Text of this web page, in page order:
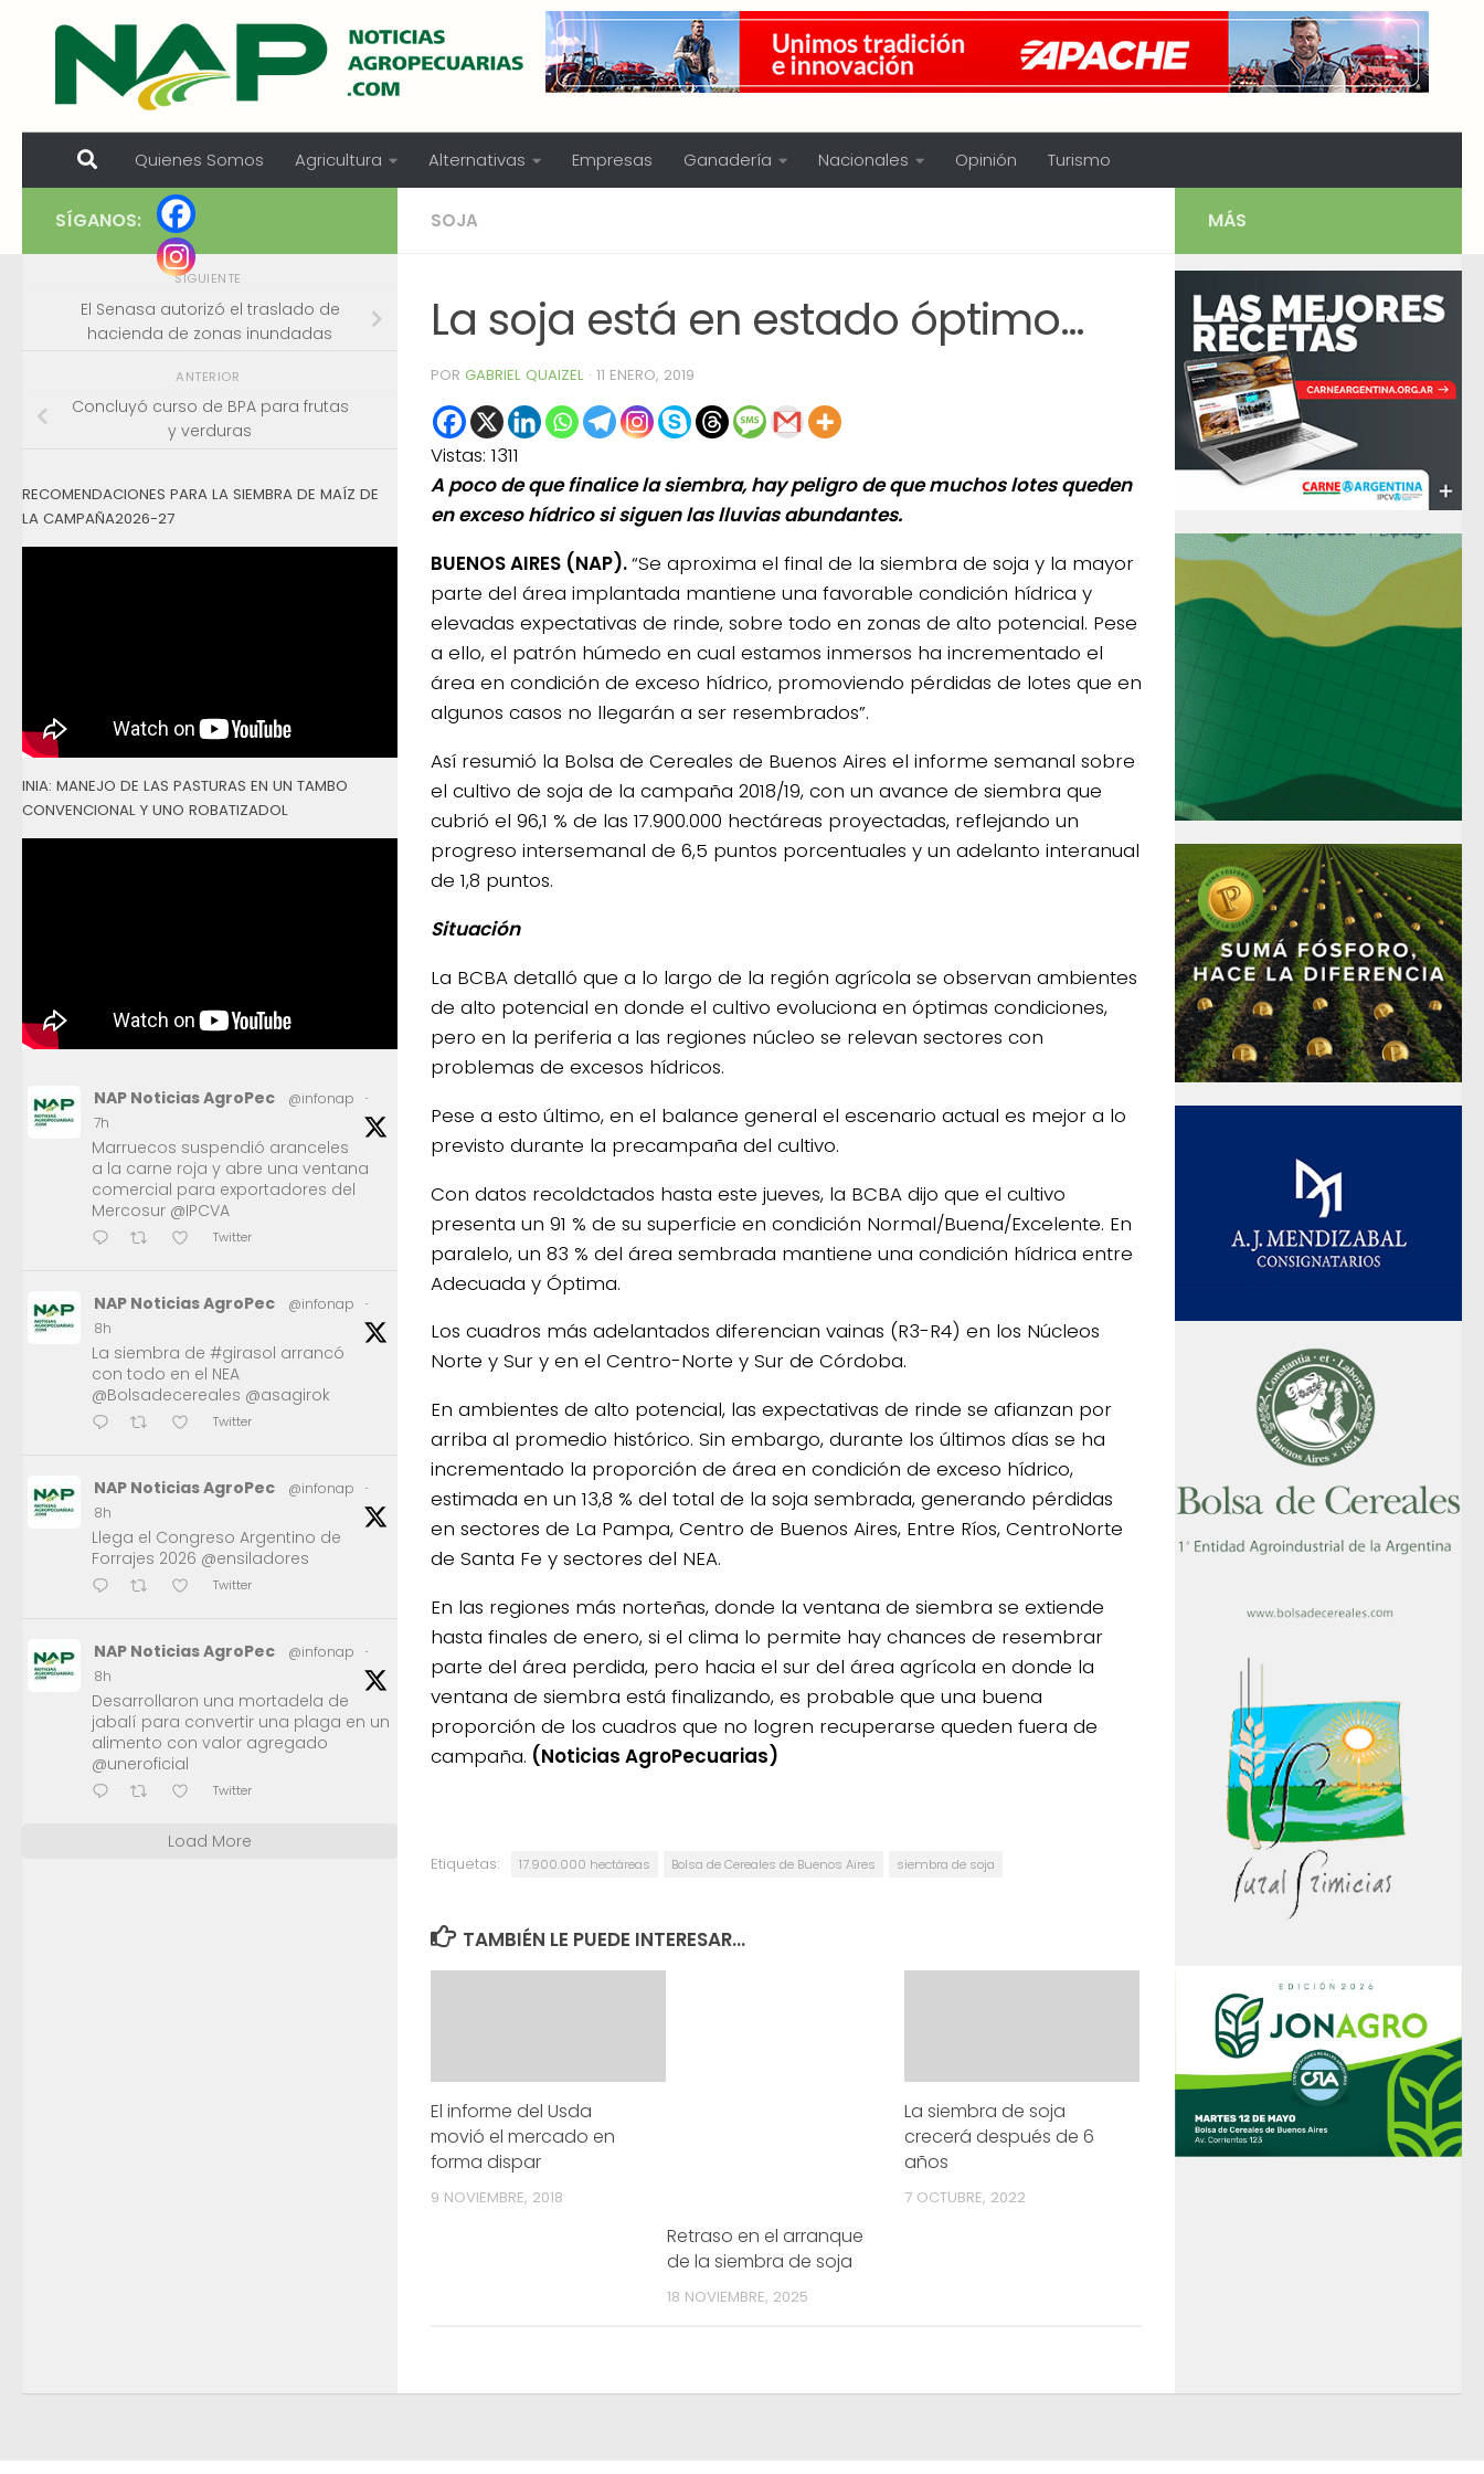
Skip to content
Quienes Somos Agricultura Alternativas Empresas Ganadería Nacionales Opinión Turismo
SOJA
La soja está en estado óptimo…
POR GABRIEL QUAIZEL · 11 ENERO, 2019
Vistas: 1311
A poco de que finalice la siembra, hay peligro de que muchos lotes queden
en exceso hídrico si siguen las lluvias abundantes.
BUENOS AIRES (NAP).“Se aproxima el final de la siembra de soja y la mayor
parte del área implantada mantiene una favorable condición hídrica y
elevadas expectativas de rinde, sobre todo en zonas de alto potencial. Pese
a ello, el patrón húmedo en cual estamos inmersos ha incrementado el
área en condición de exceso hídrico, promoviendo pérdidas de lotes que en
algunos casos no llegarán a ser resembrados”.
Así resumió la Bolsa de Cereales de Buenos Aires el informe semanal sobre
el cultivo de soja de la campaña 2018/19, con un avance de siembra que
cubrió el 96,1 % de las 17.900.000 hectáreas proyectadas, reflejando un
progreso intersemanal de 6,5 puntos porcentuales y un adelanto interanual
de 1,8 puntos.
Situación
La BCBA detalló que a lo largo de la región agrícola se observan ambientes
de alto potencial en donde el cultivo evoluciona en óptimas condiciones,
pero en la periferia a las regiones núcleo se relevan sectores con
problemas de excesos hídricos.
Pese a esto último, en el balance general el escenario actual es mejor a lo
previsto durante la precampaña del cultivo.
Con datos recoldctados hasta este jueves, la BCBA dijo que el cultivo
presenta un 91 % de su superficie en condición Normal/Buena/Excelente. En
paralelo, un 83 % del área sembrada mantiene una condición hídrica entre
Adecuada y Óptima.
Los cuadros más adelantados diferencian vainas (R3-R4) en los Núcleos
Norte y Sur y en el Centro-Norte y Sur de Córdoba.
En ambientes de alto potencial, las expectativas de rinde se afianzan por
arriba al promedio histórico. Sin embargo, durante los últimos días se ha
incrementado la proporción de área en condición de exceso hídrico,
estimada en un 13,8 % del total de la soja sembrada, generando pérdidas
en sectores de La Pampa, Centro de Buenos Aires, Entre Ríos, CentroNorte
de Santa Fe y sectores del NEA.
En las regiones más norteñas, donde la ventana de siembra se extiende
hasta finales de enero, si el clima lo permite hay chances de resembrar
parte del área perdida, pero hacia el sur del área agrícola en donde la
ventana de siembra está finalizando, es probable que una buena
proporción de los cuadros que no logren recuperarse queden fuera de
campaña. (Noticias AgroPecuarias)
Etiquetas: 17.900.000 hectáreas Bolsa de Cereales de Buenos Aires siembra de soja
TAMBIÉN LE PUEDE INTERESAR...
El informe del Usda
movió el mercado en
forma dispar
9 NOVIEMBRE, 2018
Retraso en el arranque
de la siembra de soja
18 NOVIEMBRE, 2025
La siembra de soja
crecerá después de 6
años
7 OCTUBRE, 2022
SÍGANOS:
SIGUIENTE
El Senasa autorizó el traslado de
hacienda de zonas inundadas
ANTERIOR
Concluyó curso de BPA para frutas
y verduras
RECOMENDACIONES PARA LA SIEMBRA DE MAÍZ DE
LA CAMPAÑA2026-27
INIA: MANEJO DE LAS PASTURAS EN UN TAMBO
CONVENCIONAL Y UNO ROBATIZADOL
NAP Noticias AgroPec @infonap
·
7h
Marruecos suspendió aranceles
a la carne roja y abre una ventana
comercial para exportadores del
Mercosur @IPCVA
Twitter
NAP Noticias AgroPec @infonap
·
8h
La siembra de #girasol arrancó
con todo en el NEA
@Bolsadecereales @asagirok
Twitter
NAP Noticias AgroPec @infonap
·
8h
Llega el Congreso Argentino de
Forrajes 2026 @ensiladores
Twitter
NAP Noticias AgroPec @infonap
·
8h
Desarrollaron una mortadela de
jabalí para convertir una plaga en un
alimento con valor agregado
@uneroficial
Twitter
Load More
MÁS